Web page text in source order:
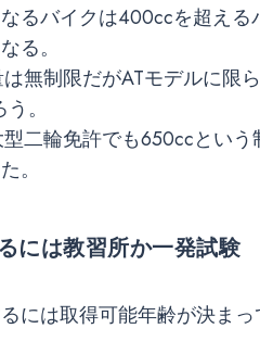
るバイクは400ccを超え
る。
無制限だがATモデルに限
。
二輪免許でも650ccという
。
には教習所か一発試験
には取得可能年齢が決まっ